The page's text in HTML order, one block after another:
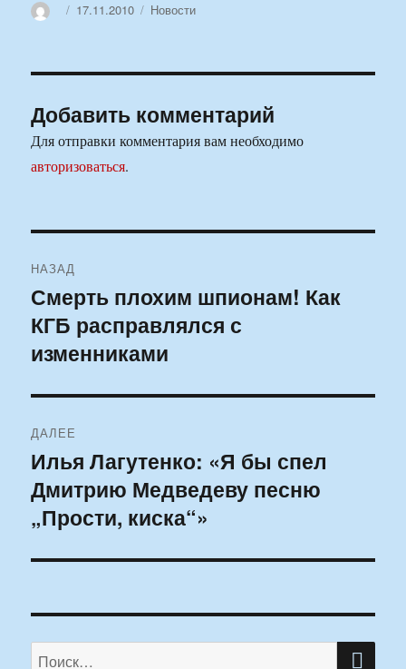
АвторОпубликовано
17.11.2010 Рубрики
Новости
Добавить комментарий
Для отправки комментария вам необходимо
авторизоваться.
по
записям
НАЗАД
Предыдущая
запись:
Смерть плохим шпионам! Как
КГБ расправлялся с
изменниками
ДАЛЕЕ
Следующая
запись:
Илья Лагутенко: «Я бы спел
Дмитрию Медведеву песню
„Прости, киска“»
Искать: